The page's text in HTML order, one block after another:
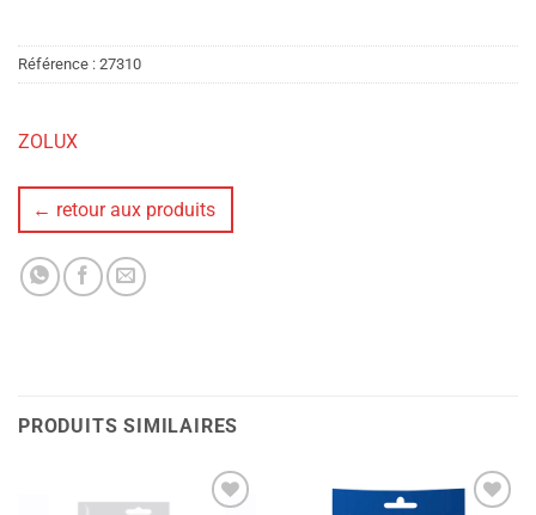
Référence : 27310
ZOLUX
← retour aux produits
PRODUITS SIMILAIRES